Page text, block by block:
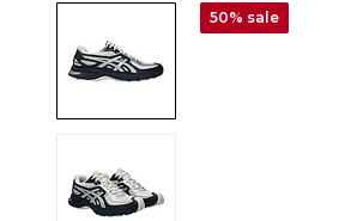
50% sale